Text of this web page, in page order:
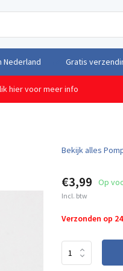
Nederland Gratis
hier voor meer info
Bekijk alles
€3,99 Op
Incl. btw
Verzonden op